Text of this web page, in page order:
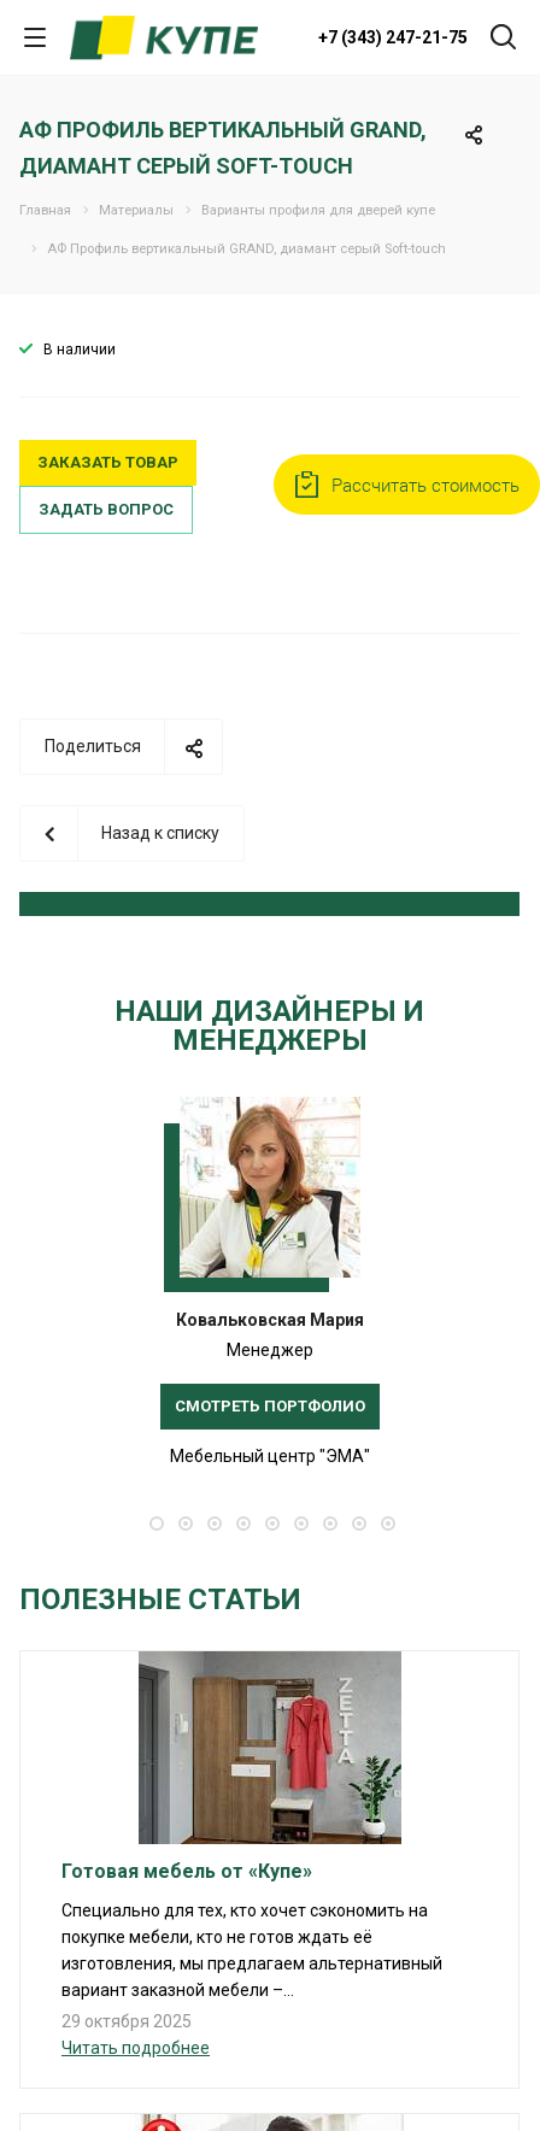
+7 (343) 247-21-75
АФ ПРОФИЛЬ ВЕРТИКАЛЬНЫЙ GRAND,
ДИАМАНТ СЕРЫЙ SOFT-TOUCH
Главная Материалы Варианты профиля для дверей купе
АФ Профиль вертикальный GRAND, диамант серый Soft-touch
В наличии
ЗАКАЗАТЬ ТОВАР
ЗАДАТЬ ВОПРОС
Поделиться
Назад к списку
НАШИ ДИЗАЙНЕРЫ И
МЕНЕДЖЕРЫ
Ковальковская Мария
Менеджер
СМОТРЕТЬ ПОРТФОЛИО
Мебельный центр "ЭМА"
ПОЛЕЗНЫЕ СТАТЬИ
Готовая мебель от «Купе»
Специально для тех, кто хочет сэкономить на
покупке мебели, кто не готов ждать её
изготовления, мы предлагаем альтернативный
вариант заказной мебели –...
29 октября 2025
Читать подробнее
Рассчитать стоимость